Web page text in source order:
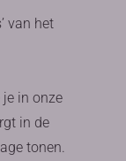
van het
in onze
in de
tonen.